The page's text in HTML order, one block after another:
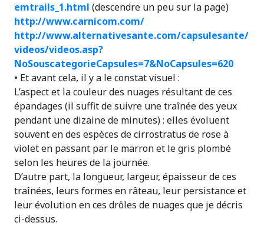
emtrails_1.html (descendre un peu sur la page)
http://www.carnicom.com/
http://www.alternativesante.com/capsulesante/
videos/videos.asp?
NoSouscategorieCapsules=7&NoCapsules=620
• Et avant cela, il y a le constat visuel :
L’aspect et la couleur des nuages résultant de ces
épandages (il suffit de suivre une traînée des yeux
pendant une dizaine de minutes) : elles évoluent
souvent en des espèces de cirrostratus de rose à
violet en passant par le marron et le gris plombé
selon les heures de la journée.
D’autre part, la longueur, largeur, épaisseur de ces
traînées, leurs formes en râteau, leur persistance et
leur évolution en ces drôles de nuages que je décris
ci-dessus.